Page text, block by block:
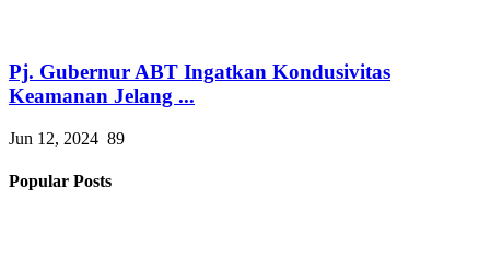
Pj. Gubernur ABT Ingatkan Kondusivitas
Keamanan Jelang ...
Jun 12, 2024 89
Popular Posts